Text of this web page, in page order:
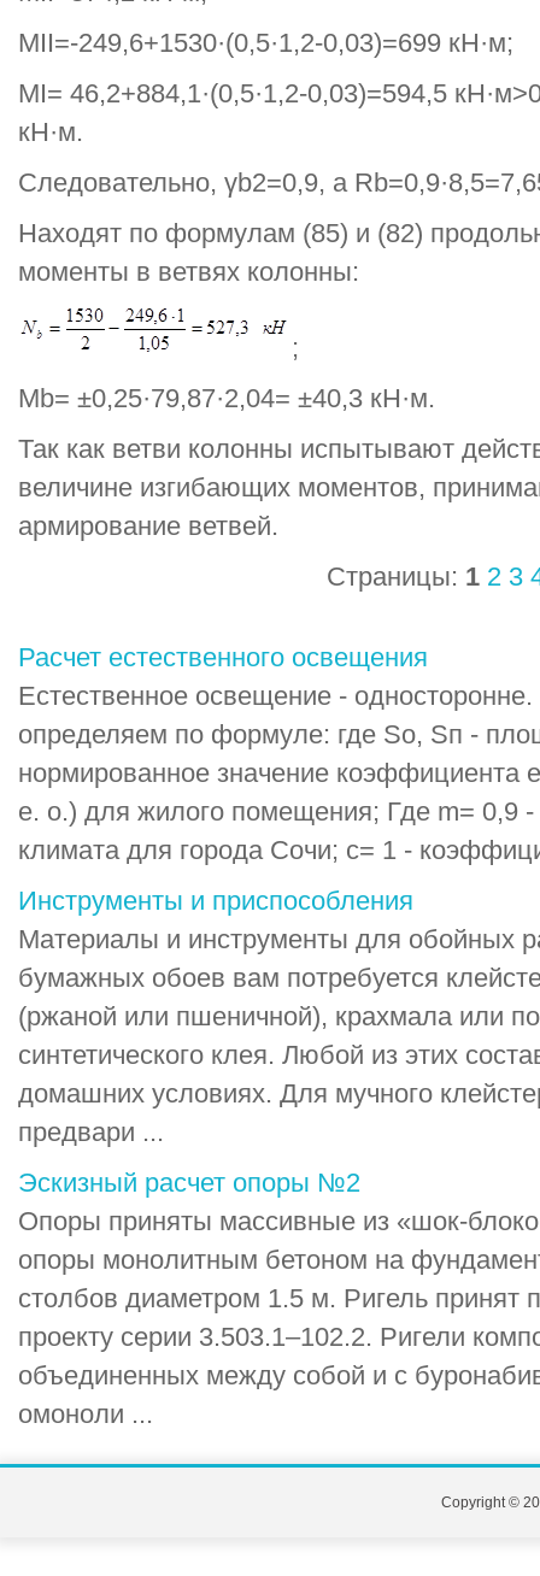
MII=-249,6+1530·(0,5·1,2-0,03)=699 кН·м;
MI= 46,2+884,1·(0,5·1,2-0,03)=594,5
кН·м.
Следовательно, γb2=0,9, а
Находят по формулам (85) и (82)
моменты в ветвях колонны:
;
Mb= ±0,25·79,87·2,04= ±40,3 кН·м.
Так как ветви колонны испытывают
величине изгибающих моментов,
армирование ветвей.
Страницы: 1 2 3
Расчет естественного освещения
Естественное освещение -
определяем по формуле: где So, Sп -
нормированное значение коэффициента
е. о.) для жилого помещения; Где m= 0,9
климата для города Сочи; с= 1 -
Инструменты и приспособления
Материалы и инструменты для обойных
бумажных обоев вам потребуется
(ржаной или пшеничной), крахмала или
синтетического клея. Любой из этих
домашних условиях. Для мучного
предвари ...
Эскизный расчет опоры №2
Опоры приняты массивные из «шок-
опоры монолитным бетоном на
столбов диаметром 1.5 м. Ригель принят
проекту серии 3.503.1–102.2. Ригели
объединенных между собой и с
омоноли ...
Copyright ©